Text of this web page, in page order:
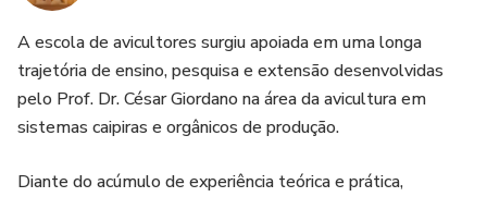
A escola de avicultores surgiu apoiada em uma longa
trajetória de ensino, pesquisa e extensão desenvolvidas
pelo Prof. Dr. César Giordano na área da avicultura em
sistemas caipiras e orgânicos de produção.
Diante do acúmulo de experiência teórica e prática,